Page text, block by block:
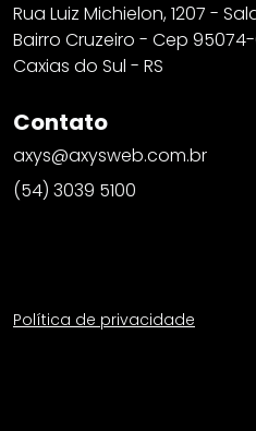
Rua Luiz Michielon, 1207 -
Bairro Cruzeiro - Cep 95074-
Caxias do Sul - RS
Contato
axys@axysweb.com.br
(54) 3039 5100
Política de privacidade